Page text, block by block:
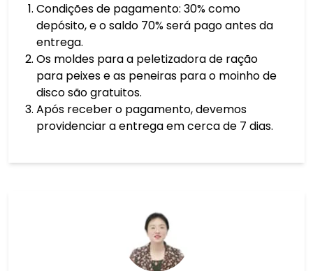
Condições de pagamento: 30% como
depósito, e o saldo 70% será pago antes da
entrega.
Os moldes para a peletizadora de ração
para peixes e as peneiras para o moinho de
disco são gratuitos.
Após receber o pagamento, devemos
providenciar a entrega em cerca de 7 dias.